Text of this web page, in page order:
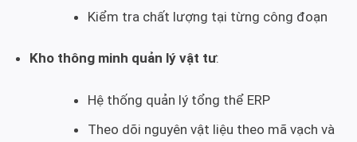
Kiểm tra chất lượng tại từng công đoạn
Kho thông minh quản lý vật tư:
Hệ thống quản lý tổng thể ERP
Theo dõi nguyên vật liệu theo mã vạch và